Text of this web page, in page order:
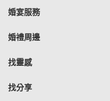
婚宴服務
婚禮周邊
找靈感
找分享